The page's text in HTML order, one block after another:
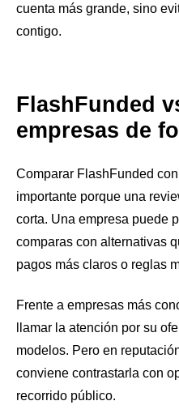
cuenta más grande, sino
contigo.
FlashFunded
empresas de
Comparar FlashFunded
importante porque una
corta. Una empresa puede
comparas con alternativas
pagos más claros o reglas
Frente a empresas más
llamar la atención por su
modelos. Pero en
conviene contrastarla con
recorrido público.